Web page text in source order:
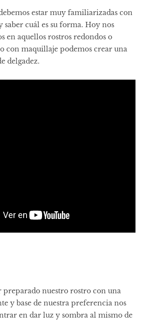
estar muy familiarizadas con
saber cuál es su forma. Hoy nos
en aquellos rostros redondos o
con maquillaje podemos crear una
delgadez.
preparado nuestro rostro con una
y base de nuestra preferencia nos
en dar luz y sombra al mismo de